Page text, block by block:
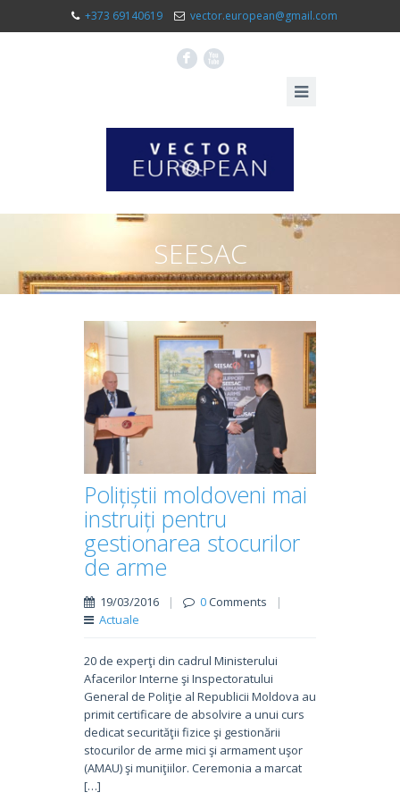
+373 69140619 vector.european@gmail.com
F X
SEESAC
Polițiștii moldoveni mai
instruiți pentru
gestionarea stocurilor
de arme
19/03/2016 | 0Comments
|
Actuale
20 de experţi din cadrul Ministerului
Afacerilor Interne şi Inspectoratului
General de Poliţie al Republicii Moldova au
primit certificare de absolvire a unui curs
dedicat securităţii fizice şi gestionării
stocurilor de arme mici şi armament uşor
(AMAU) şi muniţiilor. Ceremonia a marcat
[…]